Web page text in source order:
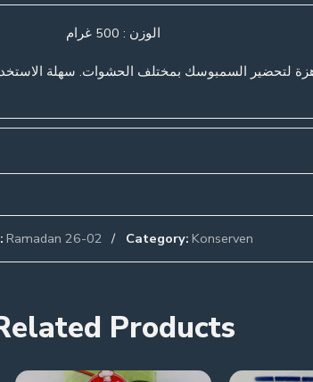
الوزن : 500 غرام
لتحضير السمبوسك بمختلف الحشوات. سهلة
Ramadan 26-02 Category: Konserven
Products